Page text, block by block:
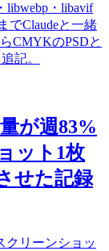
libwebp・libavif
でClaudeと一緒
CMYKのPSDと
記。
が週83%
ット1枚
せた記録
クリーンショッ